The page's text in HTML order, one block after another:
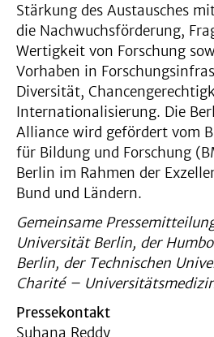
Stärkung des Austausches
die Nachwuchsförderung,
Wertigkeit von Forschung
Vorhaben in
Diversität,
Internationalisierung. Die
Alliance wird gefördert vom
für Bildung und Forschung
Berlin im Rahmen der
Bund und Ländern.
Gemeinsame
Universität Berlin, der
Berlin, der Technischen
Charité –
Pressekontakt
Suhana Reddy